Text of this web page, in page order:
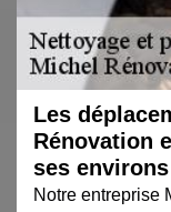
Les
Rénovation
ses environs
Notre entreprise